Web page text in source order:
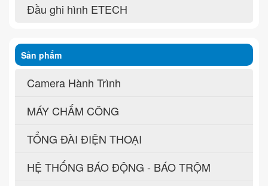
Đầu ghi hình ETECH
Sản phẩm
Camera Hành Trình
MÁY CHẤM CÔNG
TỔNG ĐÀI ĐIỆN THOẠI
HỆ THỐNG BÁO ĐỘNG - BÁO TRỘM